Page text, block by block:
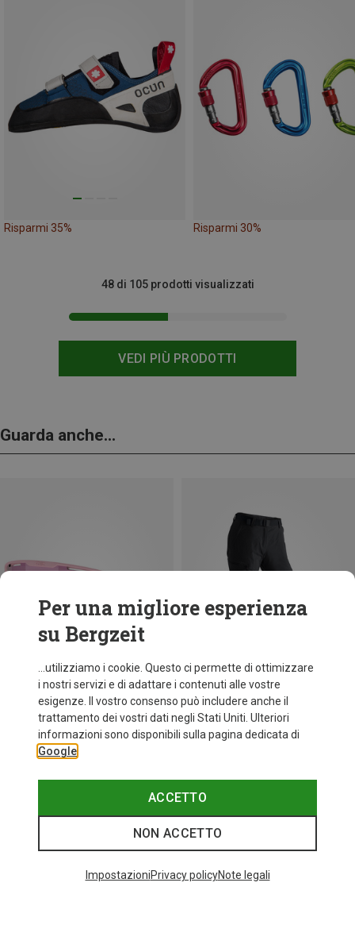
Risparmi 35% Risparmi 30%
VEDI PIÙ PRODOTTI
48 di 105 prodotti visualizzati
Guarda anche...
+10
fino a 34%
I più cercati
Per una migliore esperienza
su Bergzeit
...utilizziamo i cookie. Questo ci permette di ottimizzare
i nostri servizi e di adattare i contenuti alle vostre
esigenze. Il vostro consenso può includere anche il
trattamento dei vostri dati negli Stati Uniti. Ulteriori
informazioni sono disponibili sulla pagina dedicata di
Google
ACCETTO
NON ACCETTO
ImpostazioniPrivacy policyNote legali